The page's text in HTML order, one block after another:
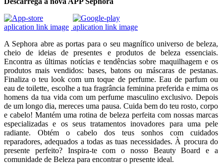
A Sephora abre as portas para o seu magnífico universo de beleza,
cheio de ideias de presentes e produtos de beleza essenciais.
Encontra as últimas notícias e tendências sobre maquilhagem e os
produtos mais vendidos: bases, batons ou máscaras de pestanas.
Finaliza o teu look com um toque de perfume. Eau de parfum ou
eau de toilette, escolhe a tua fragrância feminina preferida e mima os
homens da tua vida com um perfume masculino exclusivo. Depois
de um longo dia, mereces uma pausa. Cuida bem do teu rosto, corpo
e cabelo! Mantém uma rotina de beleza perfeita com nossas marcas
especializadas e os seus tratamentos inovadores para uma pele
radiante. Obtém o cabelo dos teus sonhos com cuidados
reparadores, adequados a todas as tuas necessidades. À procura do
presente perfeito? Inspira-te com o nosso Beauty Board e a
comunidade de Beleza para encontrar o presente ideal.